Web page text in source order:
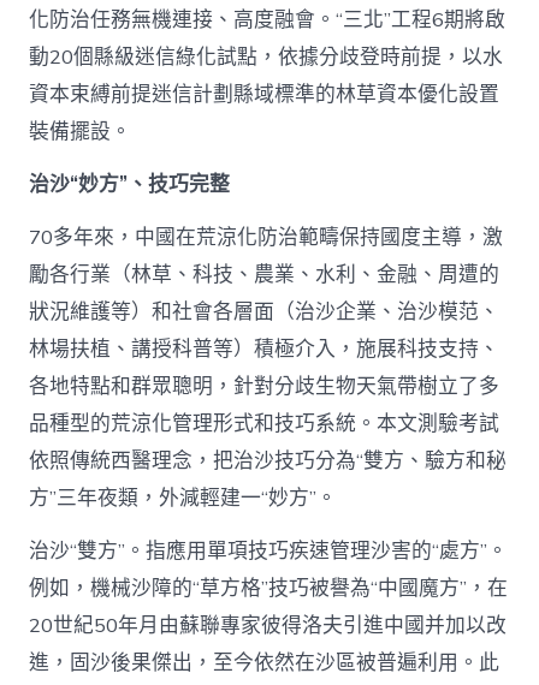
化防治任務無機連接、高度融會。“三北”工程6期將啟
動20個縣級迷信綠化試點，依據分歧登時前提，以水
資本束縛前提迷信計劃縣域標準的林草資本優化設置
裝備擺設。
治沙“妙方”、技巧完整
70多年來，中國在荒涼化防治範疇保持國度主導，激
勵各行業（林草、科技、農業、水利、金融、周遭的
狀況維護等）和社會各層面（治沙企業、治沙模范、
林場扶植、講授科普等）積極介入，施展科技支持、
各地特點和群眾聰明，針對分歧生物天氣帶樹立了多
品種型的荒涼化管理形式和技巧系統。本文測驗考試
依照傳統西醫理念，把治沙技巧分為“雙方、驗方和秘
方”三年夜類，外減輕建一“妙方”。
治沙“雙方”。指應用單項技巧疾速管理沙害的“處方”。
例如，機械沙障的“草方格”技巧被譽為“中國魔方”，在
20世紀50年月由蘇聯專家彼得洛夫引進中國并加以改
進，固沙後果傑出，至今依然在沙區被普遍利用。此